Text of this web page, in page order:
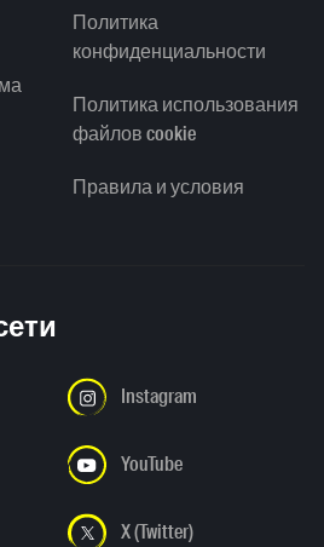
Политика
конфиденциальности
Политика использования
файлов cookie
Правила и условия
Instagram
YouTube
X (Twitter)